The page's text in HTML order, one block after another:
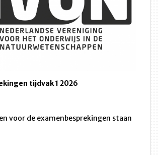
tijdvak 1 2026
voor de examenbesprekingen staan